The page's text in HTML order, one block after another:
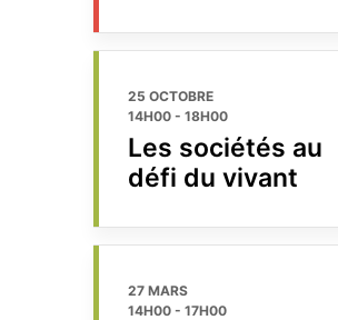
25 OCTOBRE
14H00 - 18H00
Les sociétés au
défi du vivant
27 MARS
14H00 - 17H00